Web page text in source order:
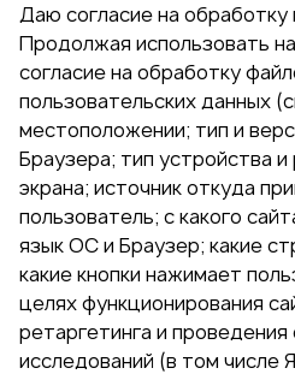
Даю согласие на
Продолжая использовать
согласие на обработку
пользовательских данных
местоположении; тип и
Браузера; тип устройства
экрана; источник откуда
пользователь; с какого
язык ОС и Браузер; какие
какие кнопки нажимает
целях функционирования
ретаргетинга и проведения
исследований (в том числе